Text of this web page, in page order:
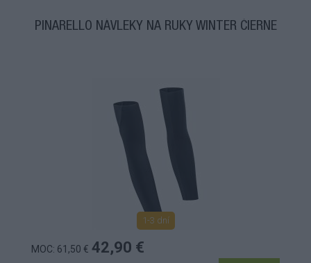
PINARELLO NÁVLEKY NA RUKY WINTER ČIERNE
1-3 dní
MOC: 61,50 € 42,90 €